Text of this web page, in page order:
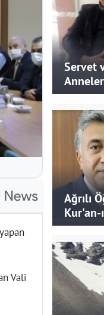
Vali
Servet
Ağrılı
Kur'an-